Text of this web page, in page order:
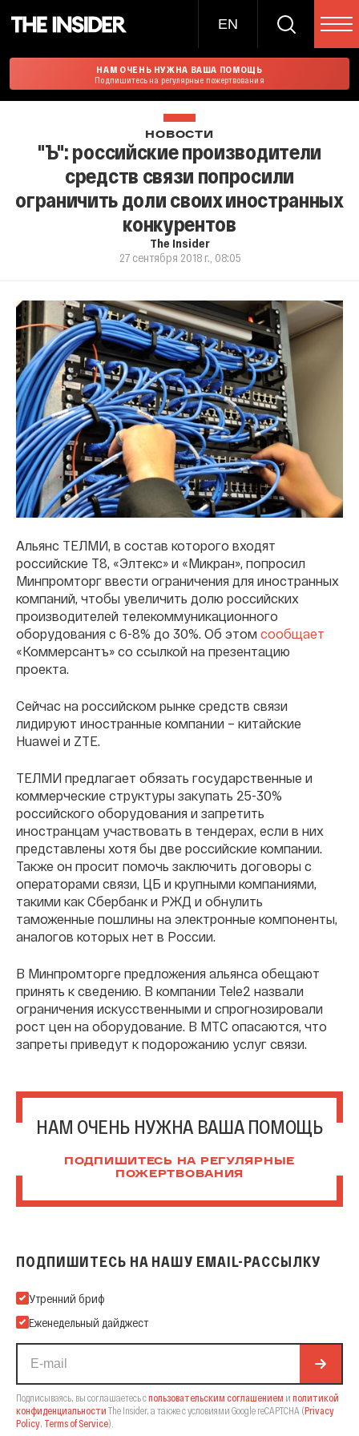
EN
НАМ ОЧЕНЬ НУЖНА ВАША ПОМОЩЬ
Подпишитесь на регулярные пожертвования
НОВОСТИ
"Ъ": российские производители
средств связи попросили
ограничить доли своих иностранных
конкурентов
The Insider
27 сентября 2018 г., 08:05
Альянс ТЕЛМИ, в состав которого входят
российские Т8, «Элтекс» и «Микран», попросил
Минпромторг ввести ограничения для иностранных
компаний, чтобы увеличить долю российских
производителей телекоммуникационного
оборудования с 6-8% до 30%. Об этом сообщает
«Коммерсантъ» со ссылкой на презентацию
проекта.
Сейчас на российском рынке средств связи
лидируют иностранные компании – китайские
Huawei и ZTE.
ТЕЛМИ предлагает обязать государственные и
коммерческие структуры закупать 25-30%
российского оборудования и запретить
иностранцам участвовать в тендерах, если в них
представлены хотя бы две российские компании.
Также он просит помочь заключить договоры с
операторами связи, ЦБ и крупными компаниями,
такими как Сбербанк и РЖД и обнулить
таможенные пошлины на электронные компоненты,
аналогов которых нет в России.
В Минпромторге предложения альянса обещают
принять к сведению. В компании Tele2 назвали
ограничения искусственными и спрогнозировали
рост цен на оборудование. В МТС опасаются, что
запреты приведут к подорожанию услуг связи.
НАМ ОЧЕНЬ НУЖНА ВАША ПОМОЩЬ
ПОДПИШИТЕСЬ НА РЕГУЛЯРНЫЕ
ПОЖЕРТВОВАНИЯ
ПОДПИШИТЕСЬ НА НАШУ EMAIL-РАССЫЛКУ
Подпишитесь на нашу Email-рассылку
Утренний бриф
Еженедельный дайджест
Подписываясь, вы соглашаетесь спользовательским соглашением и политикой
конфиденциальности The Insider, а также с условиями Google reCAPTCHA (Privacy
Policy, Terms of Service).